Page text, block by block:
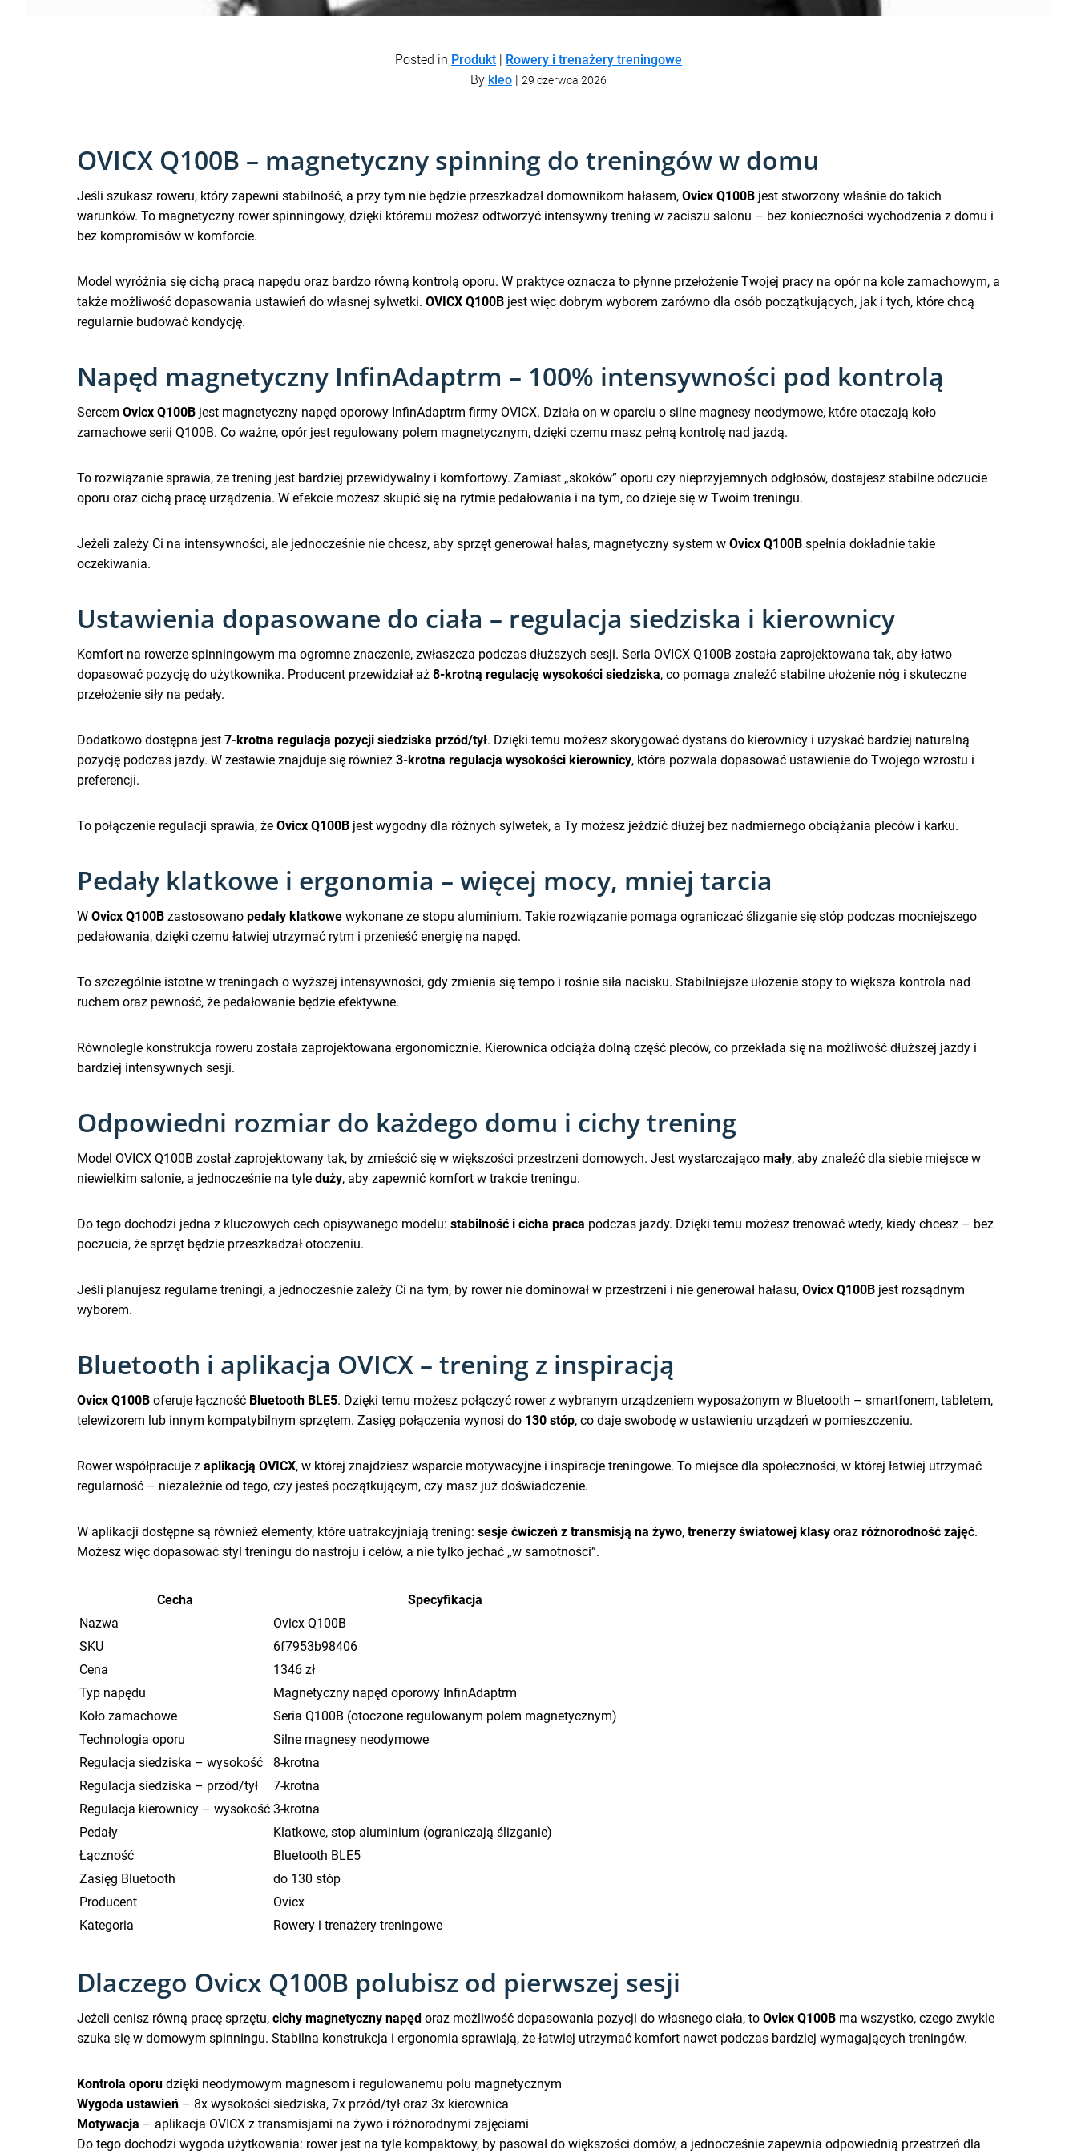
Posted in Produkt | Rowery i trenażery treningowe
By kleo | 29 czerwca 2026
OVICX Q100B – magnetyczny spinning do treningów w domu
Jeśli szukasz roweru, który zapewni stabilność, a przy tym nie będzie przeszkadzał domownikom hałasem, Ovicx Q100B jest stworzony właśnie do takich
warunków. To magnetyczny rower spinningowy, dzięki któremu możesz odtworzyć intensywny trening w zaciszu salonu – bez konieczności wychodzenia z domu i
bez kompromisów w komforcie.
Model wyróżnia się cichą pracą napędu oraz bardzo równą kontrolą oporu. W praktyce oznacza to płynne przełożenie Twojej pracy na opór na kole zamachowym, a
także możliwość dopasowania ustawień do własnej sylwetki. OVICX Q100B jest więc dobrym wyborem zarówno dla osób początkujących, jak i tych, które chcą
regularnie budować kondycję.
Napęd magnetyczny InfinAdaptrm – 100% intensywności pod kontrolą
Sercem Ovicx Q100B jest magnetyczny napęd oporowy InfinAdaptrm firmy OVICX. Działa on w oparciu o silne magnesy neodymowe, które otaczają koło
zamachowe serii Q100B. Co ważne, opór jest regulowany polem magnetycznym, dzięki czemu masz pełną kontrolę nad jazdą.
To rozwiązanie sprawia, że trening jest bardziej przewidywalny i komfortowy. Zamiast „skoków” oporu czy nieprzyjemnych odgłosów, dostajesz stabilne odczucie
oporu oraz cichą pracę urządzenia. W efekcie możesz skupić się na rytmie pedałowania i na tym, co dzieje się w Twoim treningu.
Jeżeli zależy Ci na intensywności, ale jednocześnie nie chcesz, aby sprzęt generował hałas, magnetyczny system w Ovicx Q100B spełnia dokładnie takie
oczekiwania.
Ustawienia dopasowane do ciała – regulacja siedziska i kierownicy
Komfort na rowerze spinningowym ma ogromne znaczenie, zwłaszcza podczas dłuższych sesji. Seria OVICX Q100B została zaprojektowana tak, aby łatwo
dopasować pozycję do użytkownika. Producent przewidział aż 8-krotną regulację wysokości siedziska, co pomaga znaleźć stabilne ułożenie nóg i skuteczne
przełożenie siły na pedały.
Dodatkowo dostępna jest 7-krotna regulacja pozycji siedziska przód/tył. Dzięki temu możesz skorygować dystans do kierownicy i uzyskać bardziej naturalną
pozycję podczas jazdy. W zestawie znajduje się również 3-krotna regulacja wysokości kierownicy, która pozwala dopasować ustawienie do Twojego wzrostu i
preferencji.
To połączenie regulacji sprawia, że Ovicx Q100B jest wygodny dla różnych sylwetek, a Ty możesz jeździć dłużej bez nadmiernego obciążania pleców i karku.
Pedały klatkowe i ergonomia – więcej mocy, mniej tarcia
W Ovicx Q100B zastosowano pedały klatkowe wykonane ze stopu aluminium. Takie rozwiązanie pomaga ograniczać ślizganie się stóp podczas mocniejszego
pedałowania, dzięki czemu łatwiej utrzymać rytm i przenieść energię na napęd.
To szczególnie istotne w treningach o wyższej intensywności, gdy zmienia się tempo i rośnie siła nacisku. Stabilniejsze ułożenie stopy to większa kontrola nad
ruchem oraz pewność, że pedałowanie będzie efektywne.
Równolegle konstrukcja roweru została zaprojektowana ergonomicznie. Kierownica odciąża dolną część pleców, co przekłada się na możliwość dłuższej jazdy i
bardziej intensywnych sesji.
Odpowiedni rozmiar do każdego domu i cichy trening
Model OVICX Q100B został zaprojektowany tak, by zmieścić się w większości przestrzeni domowych. Jest wystarczająco mały, aby znaleźć dla siebie miejsce w
niewielkim salonie, a jednocześnie na tyle duży, aby zapewnić komfort w trakcie treningu.
Do tego dochodzi jedna z kluczowych cech opisywanego modelu: stabilność i cicha praca podczas jazdy. Dzięki temu możesz trenować wtedy, kiedy chcesz – bez
poczucia, że sprzęt będzie przeszkadzał otoczeniu.
Jeśli planujesz regularne treningi, a jednocześnie zależy Ci na tym, by rower nie dominował w przestrzeni i nie generował hałasu, Ovicx Q100B jest rozsądnym
wyborem.
Bluetooth i aplikacja OVICX – trening z inspiracją
Ovicx Q100B oferuje łączność Bluetooth BLE5. Dzięki temu możesz połączyć rower z wybranym urządzeniem wyposażonym w Bluetooth – smartfonem, tabletem,
telewizorem lub innym kompatybilnym sprzętem. Zasięg połączenia wynosi do 130 stóp, co daje swobodę w ustawieniu urządzeń w pomieszczeniu.
Rower współpracuje z aplikacją OVICX, w której znajdziesz wsparcie motywacyjne i inspiracje treningowe. To miejsce dla społeczności, w której łatwiej utrzymać
regularność – niezależnie od tego, czy jesteś początkującym, czy masz już doświadczenie.
W aplikacji dostępne są również elementy, które uatrakcyjniają trening: sesje ćwiczeń z transmisją na żywo, trenerzy światowej klasy oraz różnorodność zajęć.
Możesz więc dopasować styl treningu do nastroju i celów, a nie tylko jechać „w samotności”.
Cecha
Specyfikacja
Nazwa
Ovicx Q100B
SKU
6f7953b98406
Cena
1346 zł
Typ napędu
Magnetyczny napęd oporowy InfinAdaptrm
Koło zamachowe
Seria Q100B (otoczone regulowanym polem magnetycznym)
Technologia oporu
Silne magnesy neodymowe
Regulacja siedziska – wysokość
8-krotna
Regulacja siedziska – przód/tył
7-krotna
Regulacja kierownicy – wysokość 3-krotna
Pedały
Klatkowe, stop aluminium (ograniczają ślizganie)
Łączność
Bluetooth BLE5
Zasięg Bluetooth
do 130 stóp
Producent
Ovicx
Kategoria
Rowery i trenażery treningowe
Dlaczego Ovicx Q100B polubisz od pierwszej sesji
Jeżeli cenisz równą pracę sprzętu, cichy magnetyczny napęd oraz możliwość dopasowania pozycji do własnego ciała, to Ovicx Q100B ma wszystko, czego zwykle
szuka się w domowym spinningu. Stabilna konstrukcja i ergonomia sprawiają, że łatwiej utrzymać komfort nawet podczas bardziej wymagających treningów.
Kontrola oporu dzięki neodymowym magnesom i regulowanemu polu magnetycznym
Wygoda ustawień – 8x wysokości siedziska, 7x przód/tył oraz 3x kierownica
Motywacja – aplikacja OVICX z transmisjami na żywo i różnorodnymi zajęciami
Do tego dochodzi wygoda użytkowania: rower jest na tyle kompaktowy, by pasował do większości domów, a jednocześnie zapewnia odpowiednią przestrzeń dla